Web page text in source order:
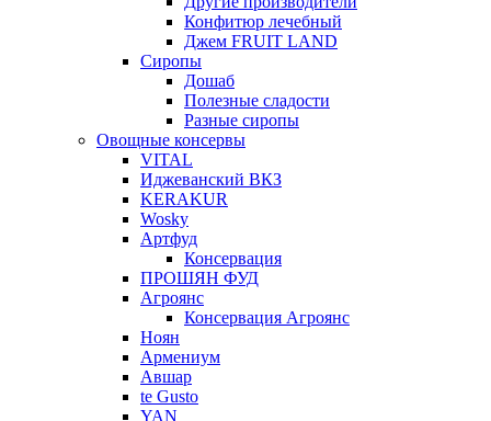
Конфитюр лечебный
Джем FRUIT LAND
Сиропы
Дошаб
Полезные сладости
Разные сиропы
Овощные консервы
VITAL
Иджеванский ВКЗ
KERAKUR
Wosky
Артфуд
Консервация
ПРОШЯН ФУД
Агроянс
Консервация Агроянс
Ноян
Армениум
Авшар
te Gusto
YAN